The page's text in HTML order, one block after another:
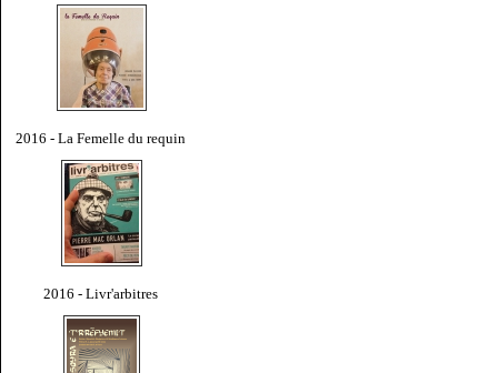
2016 - La Femelle du requin
2016 - Livr'arbitres